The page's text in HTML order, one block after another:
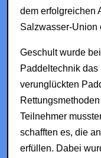
dem erfolgreichen
Salzwasser-Union
Geschult wurde
Paddeltechnik
verunglückten
Teilnehmer
schafften es, die
erfüllen. Dabei